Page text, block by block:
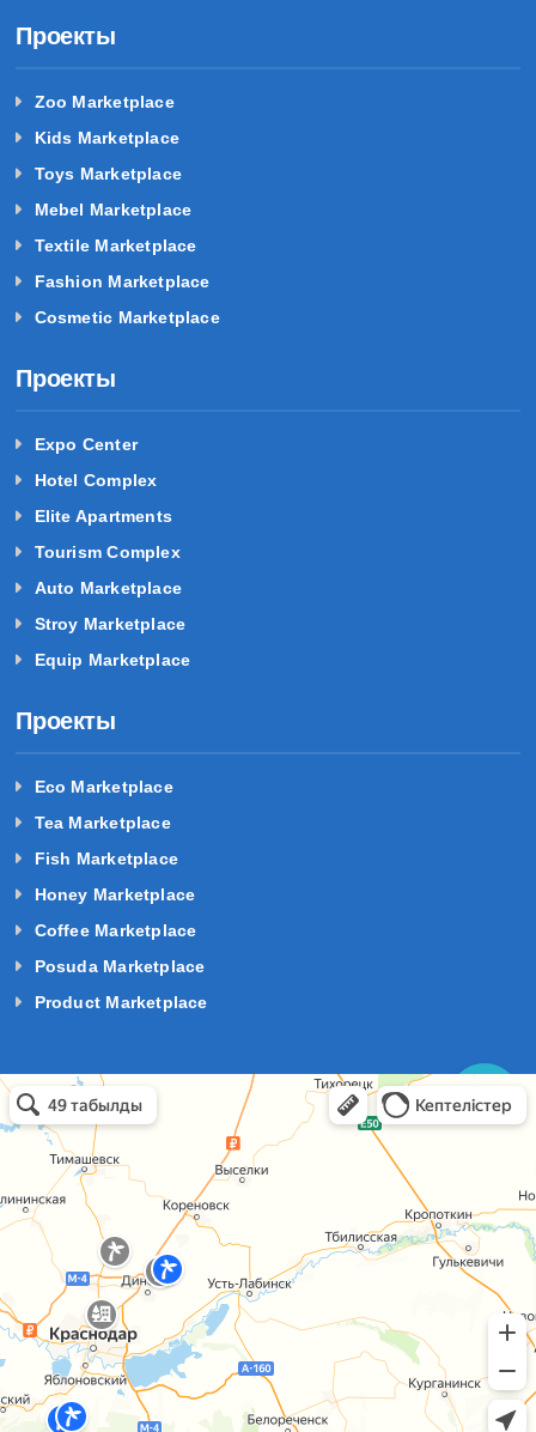
Проекты
Zoo Marketplace
Kids Marketplace
Toys Marketplace
Mebel Marketplace
Textile Marketplace
Fashion Marketplace
Cosmetic Marketplace
Проекты
Expo Center
Hotel Complex
Elite Apartments
Tourism Complex
Auto Marketplace
Stroy Marketplace
Equip Marketplace
Проекты
Eco Marketplace
Tea Marketplace
Fish Marketplace
Honey Marketplace
Coffee Marketplace
Posuda Marketplace
Product Marketplace
базы отдыха краснодарский край в Темрюке
Темрюк